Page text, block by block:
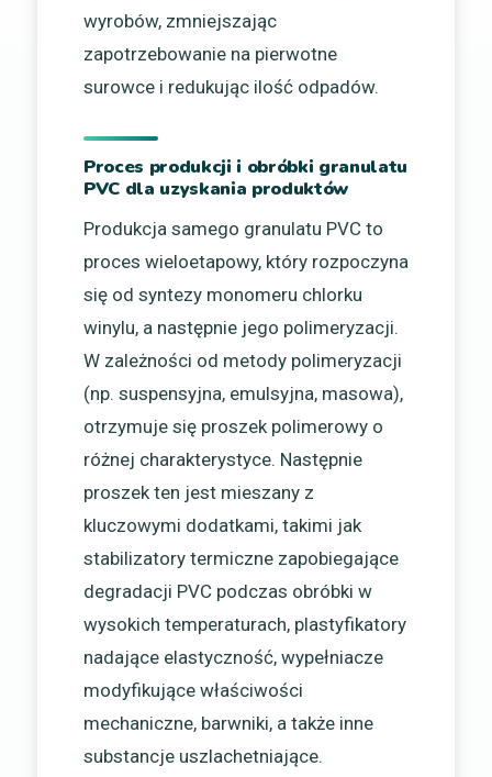
wyrobów, zmniejszając
zapotrzebowanie na pierwotne
surowce i redukując ilość odpadów.
Proces produkcji i obróbki granulatu
PVC dla uzyskania produktów
Produkcja samego granulatu PVC to
proces wieloetapowy, który rozpoczyna
się od syntezy monomeru chlorku
winylu, a następnie jego polimeryzacji.
W zależności od metody polimeryzacji
(np. suspensyjna, emulsyjna, masowa),
otrzymuje się proszek polimerowy o
różnej charakterystyce. Następnie
proszek ten jest mieszany z
kluczowymi dodatkami, takimi jak
stabilizatory termiczne zapobiegające
degradacji PVC podczas obróbki w
wysokich temperaturach, plastyfikatory
nadające elastyczność, wypełniacze
modyfikujące właściwości
mechaniczne, barwniki, a także inne
substancje uszlachetniające.